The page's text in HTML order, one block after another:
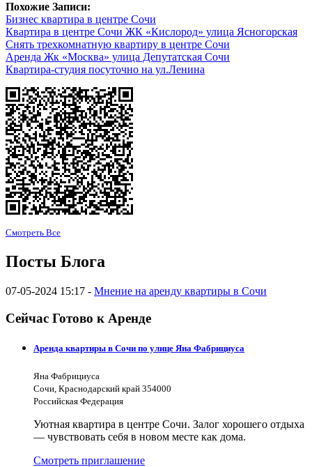
Похожие Записи:
Бизнес квартира в центре Сочи
Квартира в центре Сочи ЖК «Кислород» улица Ясногорская
Снять трехкомнатную квартиру в центре Сочи
Аренда Жк «Москва» улица Депутатская Сочи
Квартира-студия посуточно на ул.Ленина
Смотреть Все
Посты Блога
07-05-2024 15:17 - Мнение на аренду квартиры в Сочи
Сейчас Готово к Аренде
Аренда квартиры в Сочи по улице Яна Фабрициуса
Яна Фабрициуса
Сочи, Краснодарский край 354000
Российская Федерация
Уютная квартира в центре Сочи. Залог хорошего отдыха
— чувствовать себя в новом месте как дома.
Смотреть приглашение